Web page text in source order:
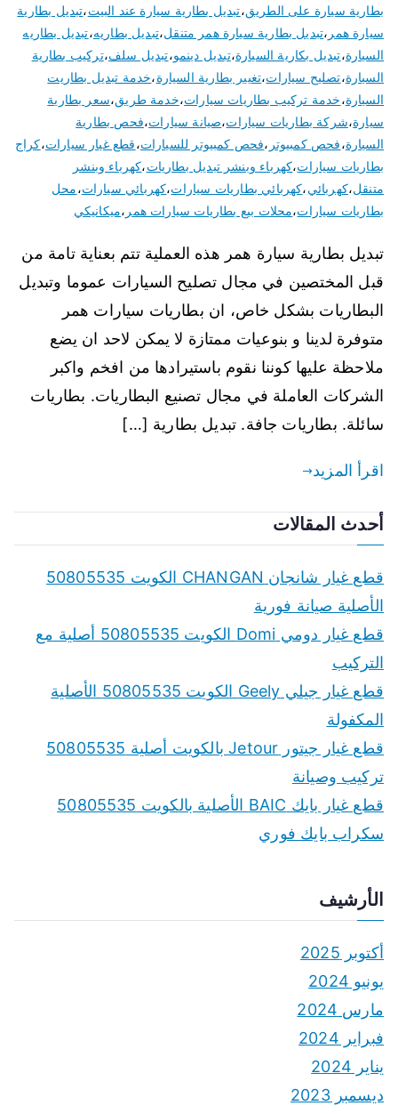
بطارية سيارة على الطريق،تبديل بطارية سيارة عند البيت،تبديل بطارية
سيارة همر ،تبديل بطارية سيارة همر متنقل،تبديل بطاريه،تبديل بطاريه
السيارة،تبديل بكارية السيارة،تبديل دينمو،تبديل سلف،تركيب بطارية
السيارة،تصليح سيارات،تغيير بطارية السيارة،خدمة تبديل بطاريت
السيارة،خدمة تركيب بطاريات سيارات،خدمة طريق،سعر بطارية
سيارة،شركة بطاريات سيارات،صيانة سيارات،فحص بطارية
السيارة،فحص كمبيوتر ،فحص كمبيوتر للسيارات،قطع غيار سيارات،كراج
بطاريات سيارات،كهرباء وبنشر تبديل بطاريات،كهرباء وبنشر
متنقل،كهربائي،كهربائي بطاريات سيارات،كهربائي سيارات،محل
بطاريات سيارات،محلات بيع بطاريات سيارات همر ،ميكانيكي
تبديل بطارية سيارة همر هذه العملية تتم بعناية تامة من
قبل المختصين في مجال تصليح السيارات عموما وتبديل
البطاريات بشكل خاص، ان بطاريات سيارات همر
متوفرة لدينا و بنوعيات ممتازة لا يمكن لاحد ان يضع
ملاحظة عليها كوننا نقوم باستيرادها من افخم واكبر
الشركات العاملة في مجال تصنيع البطاريات. بطاريات
سائلة. بطاريات جافة. تبديل بطارية […]
اقرأ المزيد
أحدث المقالات
قطع غيار شانجان CHANGAN الكويت 50805535
الأصلية صيانة فورية
قطع غيار دومي Domi الكويت 50805535 أصلية مع
التركيب
قطع غيار جيلي Geely الكويت 50805535 الأصلية
المكفولة
قطع غيار جيتور Jetour بالكويت أصلية 50805535
تركيب وصيانة
قطع غيار بايك BAIC الأصلية بالكويت 50805535
سكراب بايك فوري
الأرشيف
أكتوبر 2025
يونيو 2024
مارس 2024
فبراير 2024
يناير 2024
ديسمبر 2023